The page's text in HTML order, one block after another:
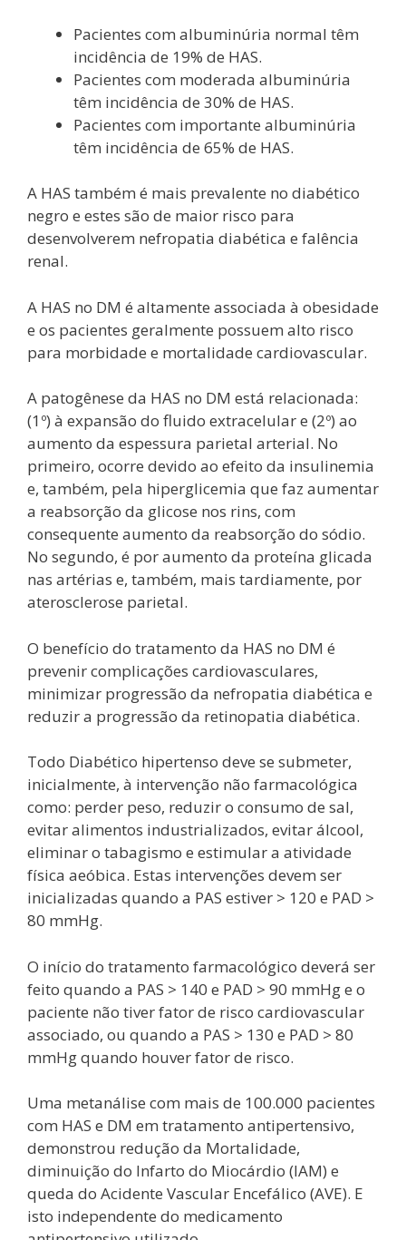
Pacientes com albuminúria normal têm
incidência de 19% de HAS.
Pacientes com moderada albuminúria
têm incidência de 30% de HAS.
Pacientes com importante albuminúria
têm incidência de 65% de HAS.
A HAS também é mais prevalente no diabético
negro e estes são de maior risco para
desenvolverem nefropatia diabética e falência
renal.
A HAS no DM é altamente associada à obesidade
e os pacientes geralmente possuem alto risco
para morbidade e mortalidade cardiovascular.
A patogênese da HAS no DM está relacionada:
(1º) à expansão do fluido extracelular e (2º) ao
aumento da espessura parietal arterial. No
primeiro, ocorre devido ao efeito da insulinemia
e, também, pela hiperglicemia que faz aumentar
a reabsorção da glicose nos rins, com
consequente aumento da reabsorção do sódio.
No segundo, é por aumento da proteína glicada
nas artérias e, também, mais tardiamente, por
aterosclerose parietal.
O benefício do tratamento da HAS no DM é
prevenir complicações cardiovasculares,
minimizar progressão da nefropatia diabética e
reduzir a progressão da retinopatia diabética.
Todo Diabético hipertenso deve se submeter,
inicialmente, à intervenção não farmacológica
como: perder peso, reduzir o consumo de sal,
evitar alimentos industrializados, evitar álcool,
eliminar o tabagismo e estimular a atividade
física aeóbica. Estas intervenções devem ser
inicializadas quando a PAS estiver > 120 e PAD >
80 mmHg.
O início do tratamento farmacológico deverá ser
feito quando a PAS > 140 e PAD > 90 mmHg e o
paciente não tiver fator de risco cardiovascular
associado, ou quando a PAS > 130 e PAD > 80
mmHg quando houver fator de risco.
Uma metanálise com mais de 100.000 pacientes
com HAS e DM em tratamento antipertensivo,
demonstrou redução da Mortalidade,
diminuição do Infarto do Miocárdio (IAM) e
queda do Acidente Vascular Encefálico (AVE). E
isto independente do medicamento